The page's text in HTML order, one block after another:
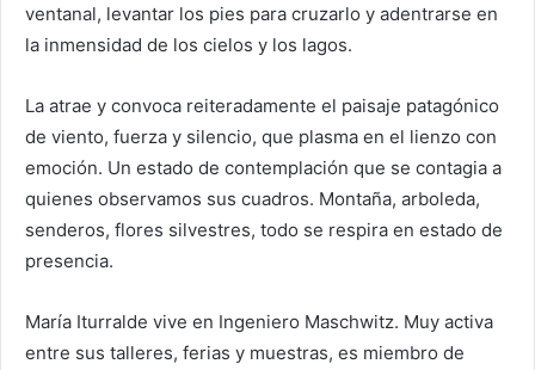
ventanal, levantar los pies para cruzarlo y adentrarse en
la inmensidad de los cielos y los lagos.
La atrae y convoca reiteradamente el paisaje patagónico
de viento, fuerza y silencio, que plasma en el lienzo con
emoción. Un estado de contemplación que se contagia a
quienes observamos sus cuadros. Montaña, arboleda,
senderos, flores silvestres, todo se respira en estado de
presencia.
María Iturralde vive en Ingeniero Maschwitz. Muy activa
entre sus talleres, ferias y muestras, es miembro de